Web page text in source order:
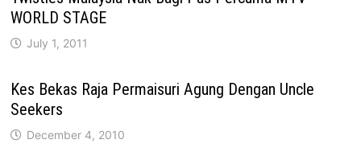
WORLD STAGE
July 1, 2011
Kes Bekas Raja Permaisuri Agung Dengan Uncle
Seekers
December 4, 2010